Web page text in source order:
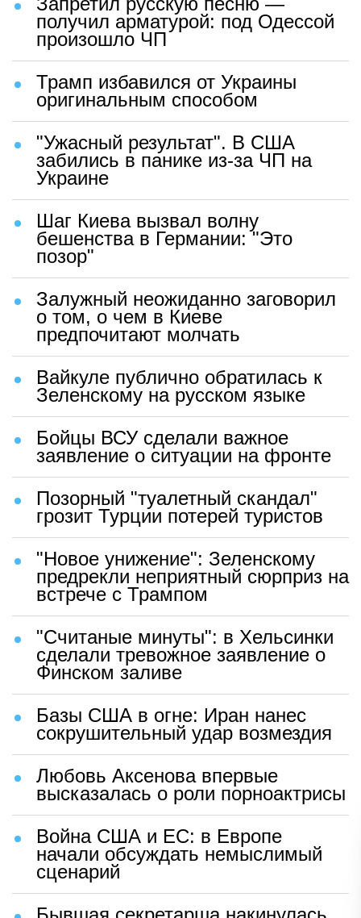
получил арматурой: под Одессой
произошло ЧП
Трамп избавился от Украины
оригинальным способом
"Ужасный результат". В США
забились в панике из-за ЧП на
Украине
Шаг Киева вызвал волну
бешенства в Германии: "Это
позор"
Залужный неожиданно заговорил
о том, о чем в Киеве
предпочитают молчать
Вайкуле публично обратилась к
Зеленскому на русском языке
Бойцы ВСУ сделали важное
заявление о ситуации на фронте
Позорный "туалетный скандал"
грозит Турции потерей туристов
"Новое унижение": Зеленскому
предрекли неприятный сюрприз на
встрече с Трампом
"Считаные минуты": в Хельсинки
сделали тревожное заявление о
Финском заливе
Базы США в огне: Иран нанес
сокрушительный удар возмездия
Любовь Аксенова впервые
высказалась о роли порноактрисы
Война США и ЕС: в Европе
начали обсуждать немыслимый
сценарий